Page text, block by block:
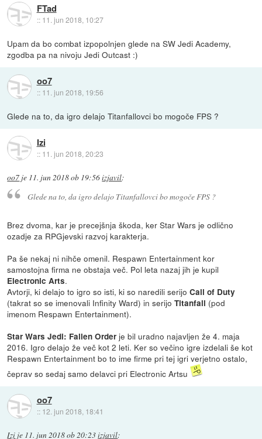
FTad
:: 11. jun 2018, 10:27
Upam da bo combat izpopolnjen glede na SW Jedi Academy,
zgodba pa na nivoju Jedi Outcast :)
oo7
:: 11. jun 2018, 19:56
Glede na to, da igro delajo Titanfallovci bo mogoče FPS ?
Izi
:: 11. jun 2018, 20:23
oo7 je 11. jun 2018 ob 19:56izjavil:
Glede na to, da igro delajo Titanfallovci bo mogoče FPS ?
Brez dvoma, kar je precejšnja škoda, ker Star Wars je odlično
ozadje za RPGjevski razvoj karakterja.
Pa še nekaj ni nihče omenil. Respawn Entertainment kor
samostojna firma ne obstaja več. Pol leta nazaj jih je kupil
Electronic Arts.
Avtorji, ki delajo to igro so isti, ki so naredili serijoCall of Duty
(takrat so se imenovali Infinity Ward) in serijoTitanfall (pod
imenom Respawn Entertainment).
Star Wars Jedi: Fallen Order je bil uradno najavljen že 4. maja
2016. Igro delajo že več kot 2 leti. Ker so večino igre izdelali še kot
Respawn Entertainment bo to ime firme pri tej igri verjetno ostalo,
čeprav so sedaj samo delavci pri Electronic Artsu
oo7
:: 12. jun 2018, 18:41
Izi je 11. jun 2018 ob 20:23izjavil: